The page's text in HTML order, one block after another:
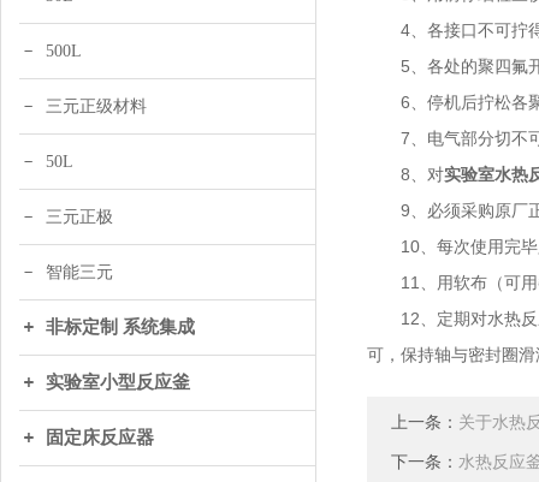
500L
三元正级材料
50L
三元正极
智能三元
非标定制 系统集成
实验室小型反应釜
固定床反应器
4、各接口不可拧得
5、各处的聚四氟开
6、停机后拧松各聚
7、电气部分切不
8、对实验室水热
9、必须采购原厂正
10、每次使用完毕
11、用软布（可用
12、定期对水热反
可，保持轴与密封圈滑
上一条： 关于水热
下一条： 水热反应